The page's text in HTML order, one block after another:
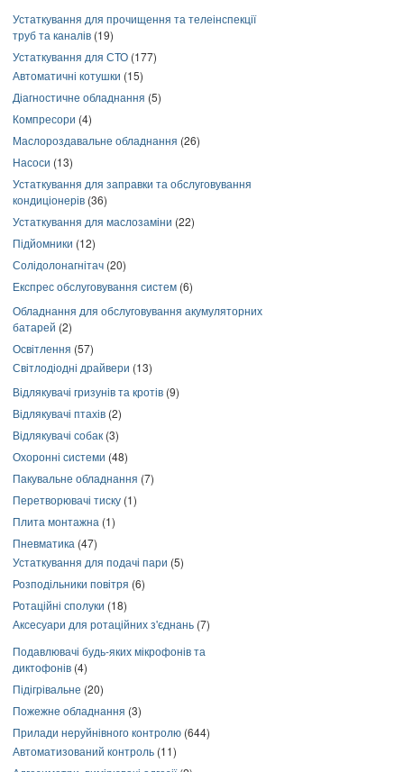
Устаткування для прочищення та телеінспекції
труб та каналів (19)
Устаткування для СТО (177)
Автоматичні котушки (15)
Діагностичне обладнання (5)
Компресори (4)
Маслороздавальне обладнання (26)
Насоси (13)
Устаткування для заправки та обслуговування
кондиціонерів (36)
Устаткування для маслозаміни (22)
Підйомники (12)
Солідолонагнітач (20)
Експрес обслуговування систем (6)
Обладнання для обслуговування акумуляторних
батарей (2)
Освітлення (57)
Світлодіодні драйвери (13)
Відлякувачі гризунів та кротів (9)
Відлякувачі птахів (2)
Відлякувачі собак (3)
Охоронні системи (48)
Пакувальне обладнання (7)
Перетворювачі тиску (1)
Плита монтажна (1)
Пневматика (47)
Устаткування для подачі пари (5)
Розподільники повітря (6)
Ротаційні сполуки (18)
Аксесуари для ротаційних з'єднань (7)
Подавлювачі будь-яких мікрофонів та
диктофонів (4)
Підігрівальне (20)
Пожежне обладнання (3)
Прилади неруйнівного контролю (644)
Автоматизований контроль (11)